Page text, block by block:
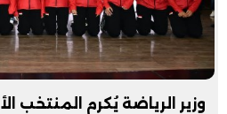
وزير الرياضة يُكرم المنتخب